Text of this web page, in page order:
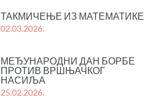
ТАКМИЧЕЊЕ ИЗ МАТЕМАТИКЕ
02.03.2026.
МЕЂУНАРОДНИ ДАН БОРБЕ
ПРОТИВ ВРШЊАЧКОГ
НАСИЉА
25.02.2026.